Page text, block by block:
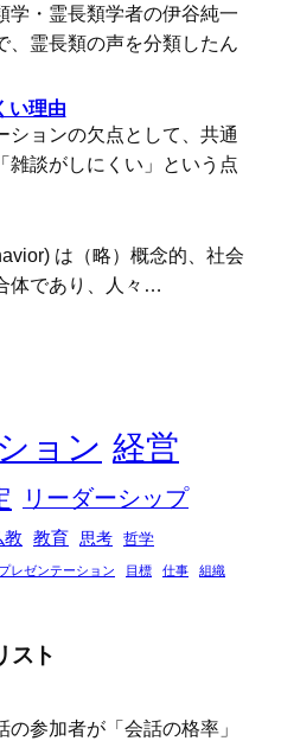
学・霊長類学者の伊谷純一
、霊長類の声を分類したん
い理由
ションの欠点として、共通
雑談がしにくい」という点
は（略）概念的、社会
体であり、人々…
ョン 経営
リーダーシップ
教 教育 思考
哲学
プレゼンテーション 目標 仕事 組織
スト
の参加者が「会話の格率」